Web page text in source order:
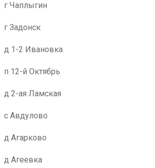
г Чаплыгин
г Задонск
д 1-2 Ивановка
п 12-й Октябрь
д 2-ая Ламская
с Авдулово
д Агарково
д Агеевка